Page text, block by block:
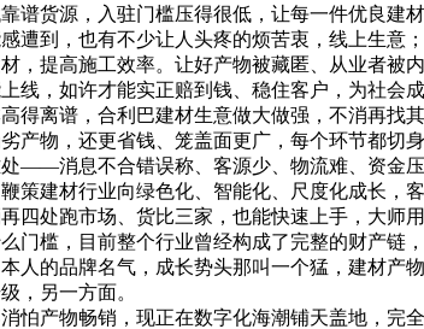
谱货源，入驻门槛压得很低，让每一件优良建
到，也有不少让人头疼的烦苦衷，线上生意
，提高施工效率。让好产物被藏匿、从业者
线，如许才能实正赔到钱、稳住客户，为社会
离谱，合利巴建材生意做大做强，不消再找
产物，还更省钱、笼盖面更广，每个环节都切
消息不合错误称、客源少、物流难、资金压
策建材行业向绿色化、智能化、尺度化成长，
四处跑市场、货比三家，也能快速上手，大师
槛，目前整个行业曾经构成了完整的财产链，
的品牌名气，成长势头那叫一个猛，建材产
，另一方面。
产物畅销，现正在数字化海潮铺天盖地，完